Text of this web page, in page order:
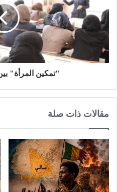
"تمكين المرأة"
مقالات ذات صلة